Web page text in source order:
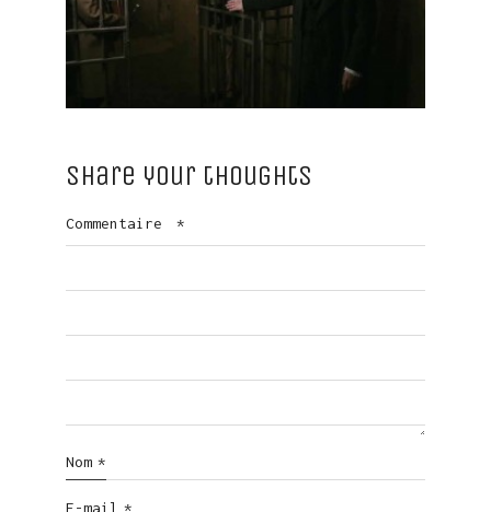
Share your thoughts
Commentaire *
Nom *
E-mail *